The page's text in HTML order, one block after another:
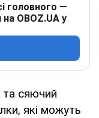
головного —
OBOZ.UA у
та сяючий
які можуть